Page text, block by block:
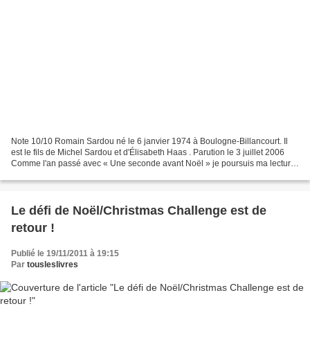
Note 10/10 Romain Sardou né le 6 janvier 1974 à Boulogne-Billancourt. Il
est le fils de Michel Sardou et d'Élisabeth Haas . Parution le 3 juillet 2006
Comme l'an passé avec « Une seconde avant Noël » je poursuis ma lecture
Le défi de Noël/Christmas Challenge est de
retour !
Publié le 19/11/2011 à 19:15
Par tousleslivres